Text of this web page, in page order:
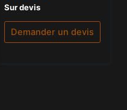
Note
5.00
sur 5
Sur devis
Demander un devis